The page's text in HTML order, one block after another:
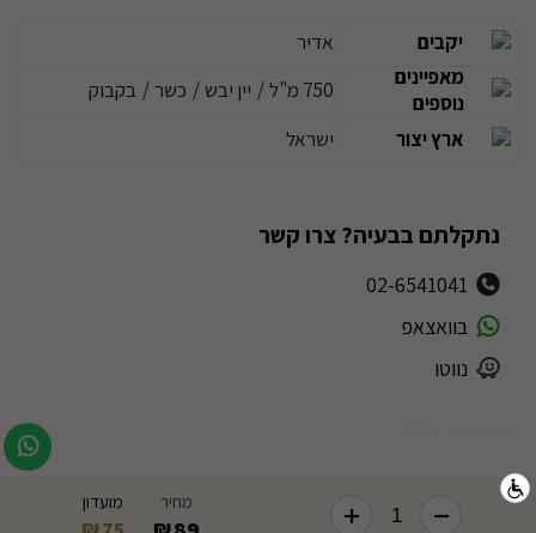
יקבים
אדיר
מאפיינים
נוספים
750 מ"ל / יין יבש / כשר / בקבוק
ארץ יצור
ישראל
מחיר מועדון
נתקלתם בבעיה? צרו קשר
02-6541041
בוואצאפ
נווטו